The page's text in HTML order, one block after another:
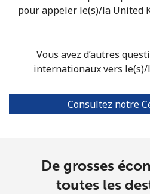
pour appeler le(s)/la United
Vous avez d’autres
internationaux vers le(s)/
Consultez notre
De grosses
toutes les